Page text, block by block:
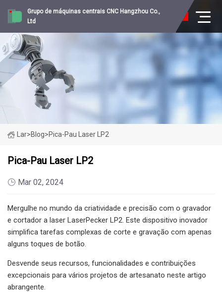
Grupo de máquinas centrais CNC Hangzhou Co.,
Ltd
Lar>Blog>Pica-Pau Laser LP2
Pica-Pau Laser LP2
Mar 02, 2024
Mergulhe no mundo da criatividade e precisão com o gravador
e cortador a laser LaserPecker LP2. Este dispositivo inovador
simplifica tarefas complexas de corte e gravação com apenas
alguns toques de botão.
Desvende seus recursos, funcionalidades e contribuições
excepcionais para vários projetos de artesanato neste artigo
abrangente.